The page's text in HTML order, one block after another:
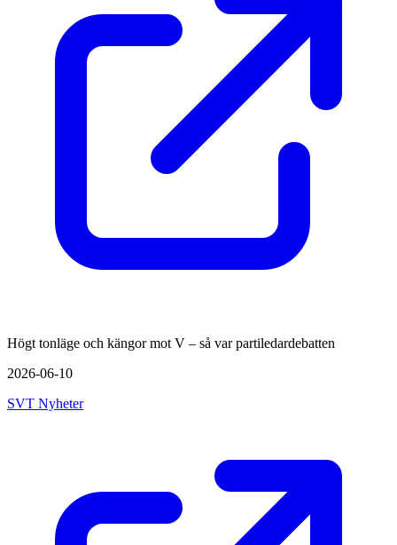
Högt tonläge och kängor mot V – så var partiledardebatten
2026-06-10
SVT Nyheter